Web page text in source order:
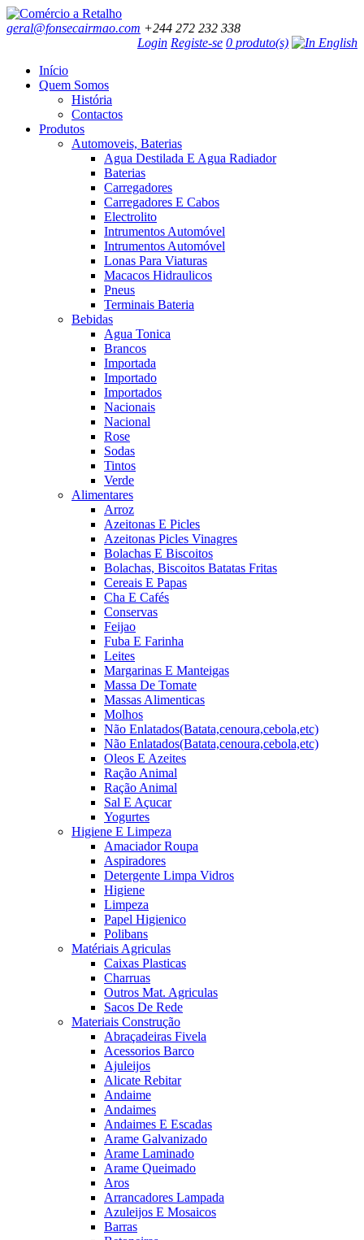
geral@fonsecairmao.com +244 272 232 338
Login Registe-se 0 produto(s)
Início
Quem Somos
História
Contactos
Produtos
Automoveis, Baterias
Agua Destilada E Agua Radiador
Baterias
Carregadores
Carregadores E Cabos
Electrolito
Intrumentos Automóvel
Intrumentos Automóvel
Lonas Para Viaturas
Macacos Hidraulicos
Pneus
Terminais Bateria
Bebidas
Agua Tonica
Brancos
Importada
Importado
Importados
Nacionais
Nacional
Rose
Sodas
Tintos
Verde
Alimentares
Arroz
Azeitonas E Picles
Azeitonas Picles Vinagres
Bolachas E Biscoitos
Bolachas, Biscoitos Batatas Fritas
Cereais E Papas
Cha E Cafés
Conservas
Feijao
Fuba E Farinha
Leites
Margarinas E Manteigas
Massa De Tomate
Massas Alimenticas
Molhos
Não Enlatados(Batata,cenoura,cebola,etc)
Não Enlatados(Batata,cenoura,cebola,etc)
Oleos E Azeites
Ração Animal
Ração Animal
Sal E Açucar
Yogurtes
Higiene E Limpeza
Amaciador Roupa
Aspiradores
Detergente Limpa Vidros
Higiene
Limpeza
Papel Higienico
Polibans
Matériais Agriculas
Caixas Plasticas
Charruas
Outros Mat. Agriculas
Sacos De Rede
Materiais Construção
Abraçadeiras Fivela
Acessorios Barco
Ajuleijos
Alicate Rebitar
Andaime
Andaimes
Andaimes E Escadas
Arame Galvanizado
Arame Laminado
Arame Queimado
Aros
Arrancadores Lampada
Azuleijos E Mosaicos
Barras